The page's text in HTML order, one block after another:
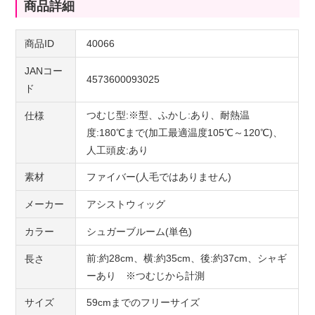
商品詳細
商品ID 40066
JANコー
ド
4573600093025
仕様
つむじ型:※型、ふかし:あり、耐熱温
度:180℃まで(加工最適温度105℃～120℃)、
人工頭皮:あり
素材 ファイバー(人毛ではありません)
メーカー アシストウィッグ
カラー シュガーブルーム(単色)
長さ
前:約28cm、横:約35cm、後:約37cm、シャギ
ーあり ※つむじから計測
サイズ 59cmまでのフリーサイズ